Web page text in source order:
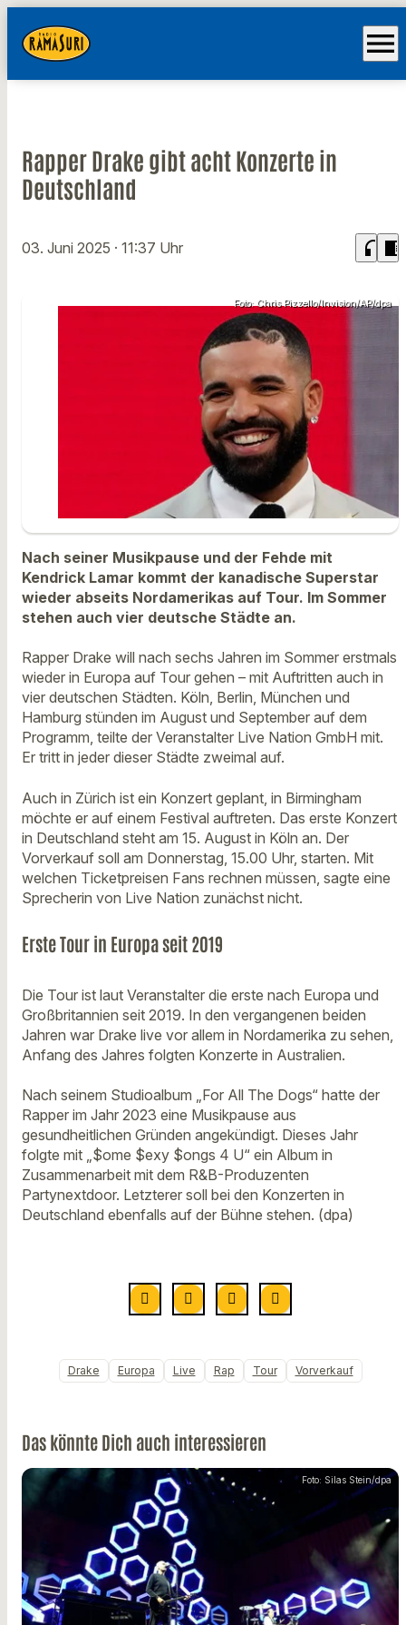
menu
Rapper Drake gibt acht Konzerte in
Deutschland
03. Juni 2025 · 11:37 Uhr headphones chrome_reader_mode
Foto: Chris Pizzello/Invision/AP/dpa
Nach seiner Musikpause und der Fehde mit
Kendrick Lamar kommt der kanadische Superstar
wieder abseits Nordamerikas auf Tour. Im Sommer
stehen auch vier deutsche Städte an.
Rapper Drake will nach sechs Jahren im Sommer erstmals
wieder in Europa auf Tour gehen – mit Auftritten auch in
vier deutschen Städten. Köln, Berlin, München und
Hamburg stünden im August und September auf dem
Programm, teilte der Veranstalter Live Nation GmbH mit.
Er tritt in jeder dieser Städte zweimal auf.
Auch in Zürich ist ein Konzert geplant, in Birmingham
möchte er auf einem Festival auftreten. Das erste Konzert
in Deutschland steht am 15. August in Köln an. Der
Vorverkauf soll am Donnerstag, 15.00 Uhr, starten. Mit
welchen Ticketpreisen Fans rechnen müssen, sagte eine
Sprecherin von Live Nation zunächst nicht.
Erste Tour in Europa seit 2019
Die Tour ist laut Veranstalter die erste nach Europa und
Großbritannien seit 2019. In den vergangenen beiden
Jahren war Drake live vor allem in Nordamerika zu sehen,
Anfang des Jahres folgten Konzerte in Australien.
Nach seinem Studioalbum „For All The Dogs“ hatte der
Rapper im Jahr 2023 eine Musikpause aus
gesundheitlichen Gründen angekündigt. Dieses Jahr
folgte mit „$ome $exy $ongs 4 U“ ein Album in
Zusammenarbeit mit dem R&B-Produzenten
Partynextdoor. Letzterer soll bei den Konzerten in
Deutschland ebenfalls auf der Bühne stehen. (dpa)
Drake Europa Live Rap Tour Vorverkauf
Das könnte Dich auch interessieren
Foto: Silas Stein/dpa